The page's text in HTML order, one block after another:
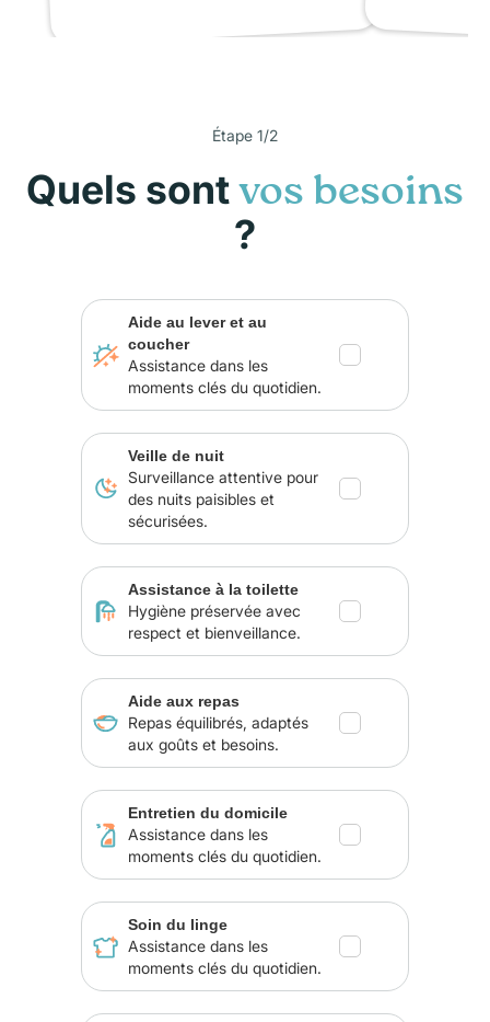
Étape 1/2
Quels sont vos besoins
?
Aide au lever et au
coucher
Assistance dans les
moments clés du quotidien.
Veille de nuit
Surveillance attentive pour
des nuits paisibles et
sécurisées.
Assistance à la toilette
Hygiène préservée avec
respect et bienveillance.
Aide aux repas
Repas équilibrés, adaptés
aux goûts et besoins.
Entretien du domicile
Assistance dans les
moments clés du quotidien.
Soin du linge
Assistance dans les
moments clés du quotidien.